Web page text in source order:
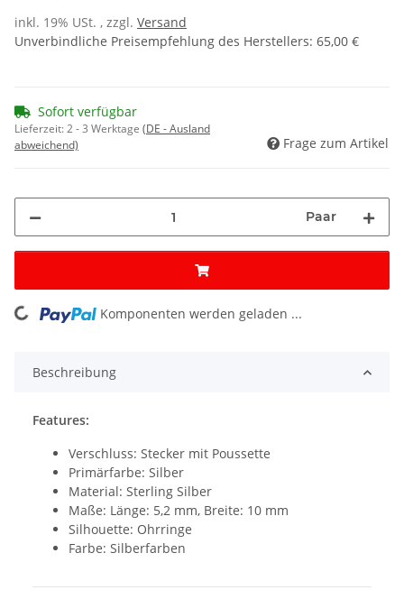
inkl. 19% USt. , zzgl. Versand
Unverbindliche Preisempfehlung des Herstellers: 65,00 €
Sofort verfügbar
Lieferzeit:2 - 3 Werktage (DE - Ausland
abweichend)
Frage zum Artikel
Paar
Loading... Komponenten werden geladen ...
Beschreibung
Features:
Verschluss: Stecker mit Poussette
Primärfarbe: Silber
Material: Sterling Silber
Maße: Länge: 5,2 mm, Breite: 10 mm
Silhouette: Ohrringe
Farbe: Silberfarben